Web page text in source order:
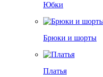
Юбки
Брюки и шорты
Платья